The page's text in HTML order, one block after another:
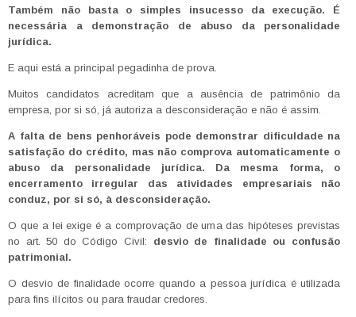
Também não basta o simples insucesso da execução. É
necessária a demonstração de abuso da personalidade
jurídica.
E aqui está a principal pegadinha de prova.
Muitos candidatos acreditam que a ausência de patrimônio da
empresa, por si só, já autoriza a desconsideração e não é assim.
A falta de bens penhoráveis pode demonstrar dificuldade na
satisfação do crédito, mas não comprova automaticamente o
abuso da personalidade jurídica. Da mesma forma, o
encerramento irregular das atividades empresariais não
conduz, por si só, à desconsideração.
O que a lei exige é a comprovação de uma das hipóteses previstas
no art. 50 do Código Civil: desvio de finalidade ou confusão
patrimonial.
O desvio de finalidade ocorre quando a pessoa jurídica é utilizada
para fins ilícitos ou para fraudar credores.